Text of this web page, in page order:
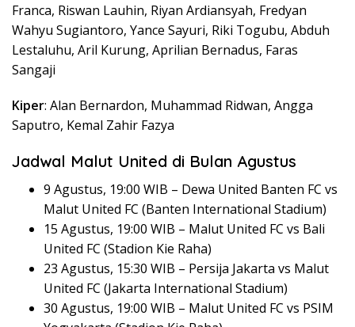
Franca, Riswan Lauhin, Riyan Ardiansyah, Fredyan
Wahyu Sugiantoro, Yance Sayuri, Riki Togubu, Abduh
Lestaluhu, Aril Kurung, Aprilian Bernadus, Faras
Sangaji
Kiper: Alan Bernardon, Muhammad Ridwan, Angga
Saputro, Kemal Zahir Fazya
Jadwal Malut United di Bulan Agustus
9 Agustus, 19:00 WIB – Dewa United Banten FC vs
Malut United FC (Banten International Stadium)
15 Agustus, 19:00 WIB – Malut United FC vs Bali
United FC (Stadion Kie Raha)
23 Agustus, 15:30 WIB – Persija Jakarta vs Malut
United FC (Jakarta International Stadium)
30 Agustus, 19:00 WIB – Malut United FC vs PSIM